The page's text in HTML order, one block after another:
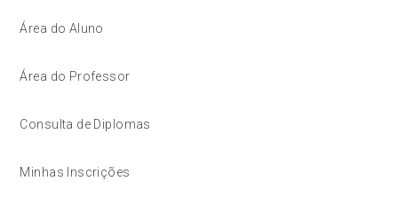
Área do Aluno
Área do Professor
Consulta de Diplomas
Minhas Inscrições